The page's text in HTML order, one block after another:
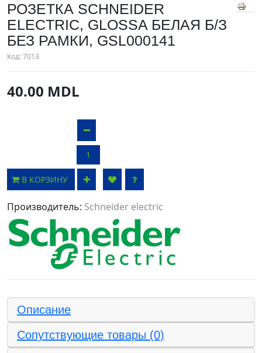
РОЗЕТКА SCHNEIDER
ELECTRIC, GLOSSA БЕЛАЯ Б/З
БЕЗ РАМКИ, GSL000141
Код:7013
40.00 MDL
В КОРЗИНУ
Производитель: Schneider electric
Описание
Сопутствующие товары (0)